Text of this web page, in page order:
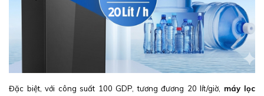
Đặc biệt, với công suất 100 GDP, tương đương 20 lít/giờ, máy lọc